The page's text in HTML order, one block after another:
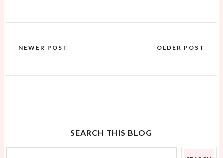
NEWER POST OLDER POST
SEARCH THIS BLOG